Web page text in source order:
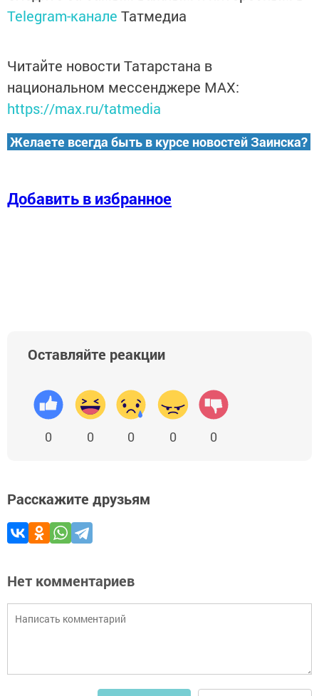
Telegram-канале Татмедиа
Читайте новости Татарстана в
национальном мессенджере MАХ:
https://max.ru/tatmedia
Желаете всегда быть в курсе новостей Заинска?
Добавить в избранное
Оставляйте реакции
0 0 0 0 0
Расскажите друзьям
Нет комментариев